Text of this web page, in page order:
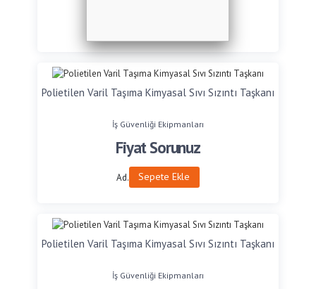
Polietilen Varil Taşıma Kimyasal Sıvı Sızıntı Taşkanı
İş Güvenliği Ekipmanları
Fiyat Sorunuz
Ad. Sepete Ekle
Polietilen Varil Taşıma Kimyasal Sıvı Sızıntı Taşkanı
İş Güvenliği Ekipmanları